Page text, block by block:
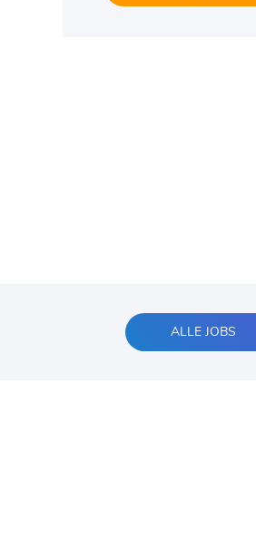
ALLE JOBS